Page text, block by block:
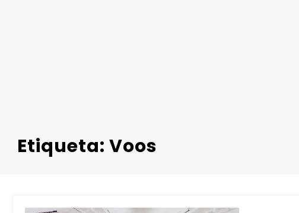
Etiqueta: Voos